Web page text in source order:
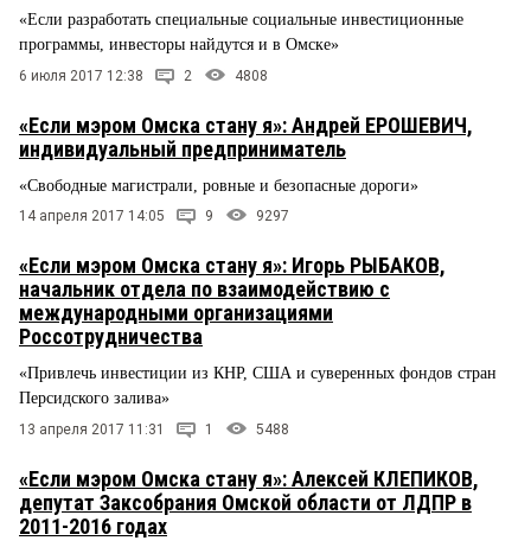
«Если разработать специальные социальные инвестиционные
программы, инвесторы найдутся и в Омске»
6 июля 2017 12:38 2 4808
«Если мэром Омска стану я»: Андрей ЕРОШЕВИЧ,
индивидуальный предприниматель
«Свободные магистрали, ровные и безопасные дороги»
14 апреля 2017 14:05 9 9297
«Если мэром Омска стану я»: Игорь РЫБАКОВ,
начальник отдела по взаимодействию с
международными организациями
Россотрудничества
«Привлечь инвестиции из КНР, США и суверенных фондов стран
Персидского залива»
13 апреля 2017 11:31 1 5488
«Если мэром Омска стану я»: Алексей КЛЕПИКОВ,
депутат Заксобрания Омской области от ЛДПР в
2011-2016 годах